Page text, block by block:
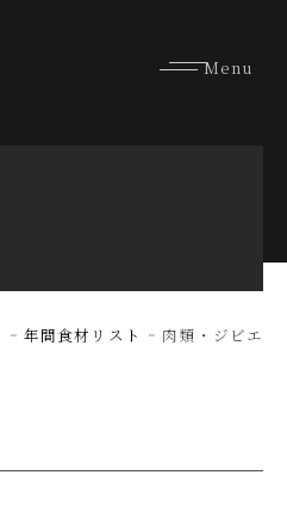
年間食材リスト 肉類・ジビエ